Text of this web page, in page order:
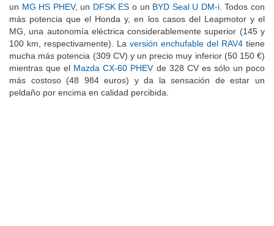
un MG HS PHEV, un DFSK ES o un BYD Seal U DM-i. Todos con
más potencia que el Honda y, en los casos del Leapmotor y el
MG, una autonomía eléctrica considerablemente superior (145 y
100 km, respectivamente). La versión enchufable del RAV4 tiene
mucha más potencia (309 CV) y un precio muy inferior (50 150 €)
mientras que el Mazda CX-60 PHEVde 328 CV es sólo un poco
más costoso (48 984 euros) y da la sensación de estar un
peldaño por encima en calidad percibida.